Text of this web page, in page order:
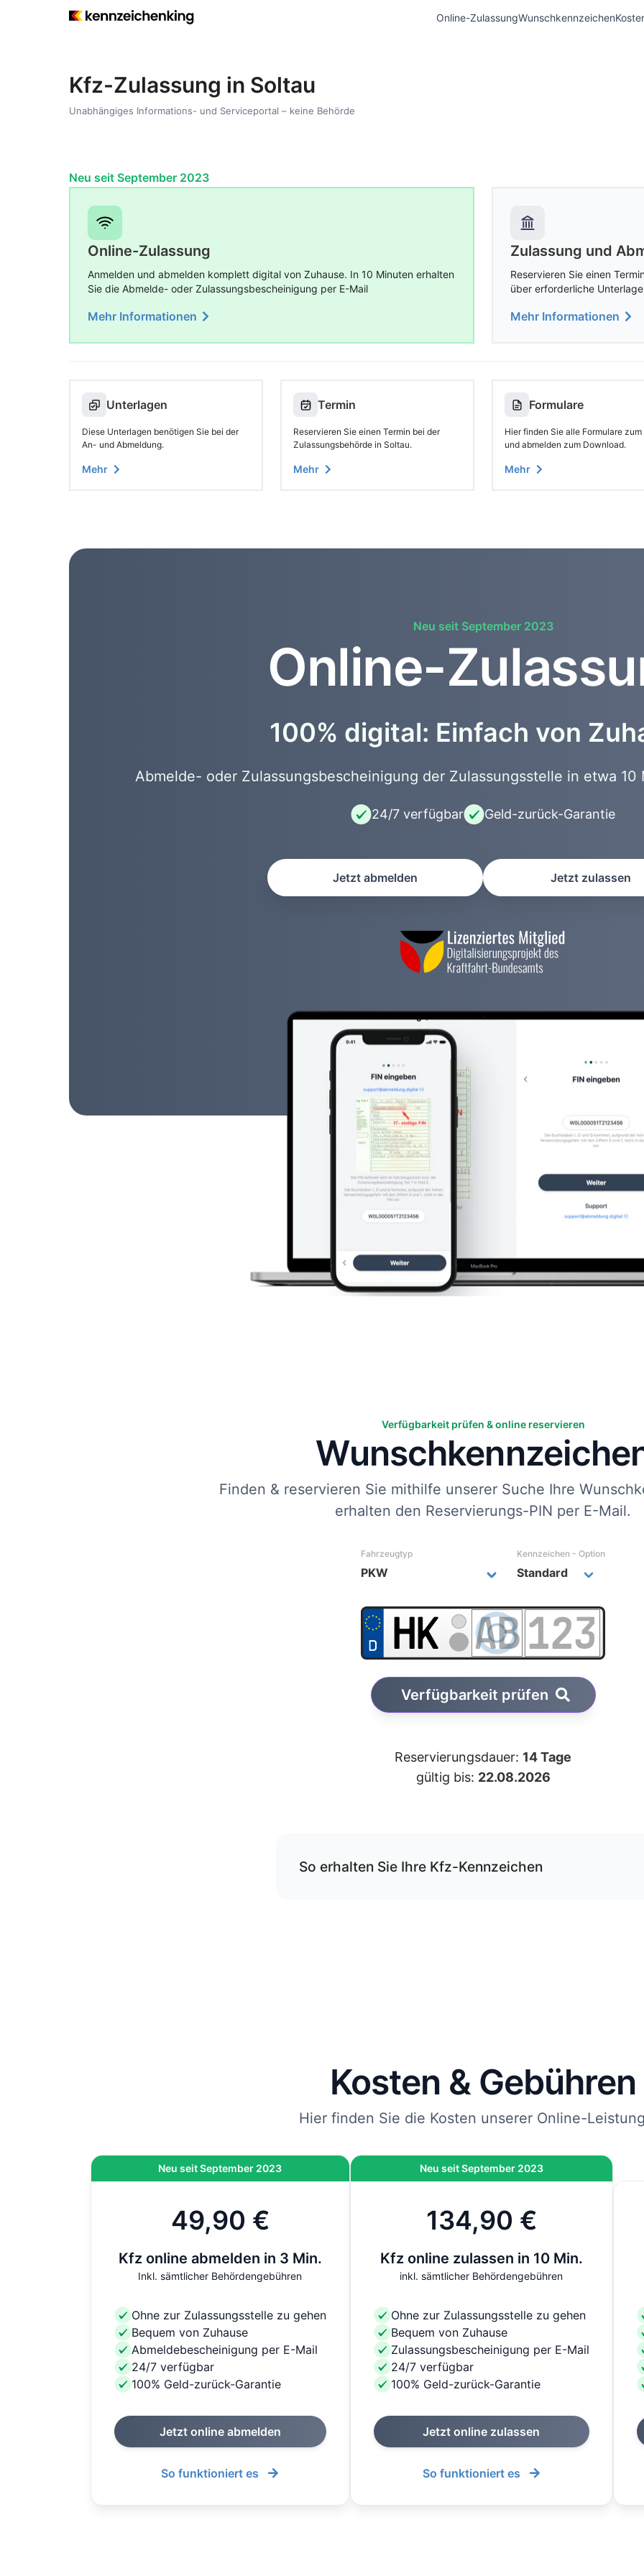
Online-ZulassungWunschkennzeichen
Kfz-Zulassung in Soltau
Unabhängiges Informations- und Serviceportal – keine Behörde
Neu seit September 2023
Online-Zulassung
Anmelden und abmelden komplett digital von Zuhause. In 10 Minuten erhalten
Sie die Abmelde- oder Zulassungsbescheinigung per E-Mail
Mehr Informationen
Zulassung und
Reservieren Sie einen
über erforderliche
Mehr Informationen
Unterlagen
Diese Unterlagen benötigen Sie bei der
An- und Abmeldung.
Mehr
Termin
Reservieren Sie einen Termin bei der
Zulassungsbehörde in Soltau.
Mehr
Formulare
Hier finden Sie alle Formulare
und abmelden zum Download.
Mehr
Neu seit September 2023
Online-
100% digital: Einfach von
Abmelde- oder Zulassungsbescheinigung der Zulassungsstelle in etwa
24/7 verfügbar Geld-zurück-Garantie
Jetzt abmelden Jetzt zulassen
Verfügbarkeit prüfen & online reservieren
Finden & reservieren Sie mithilfe unserer Suche Ihre
erhalten den Reservierungs-PIN per E-Mail.
Fahrzeugtyp Kennzeichen - Option
Verfügbarkeit prüfen
Reservierungsdauer: 14 Tage
gültig bis: 22.08.2026
So erhalten Sie Ihre Kfz-Kennzeichen
Kosten & Gebühren
Hier finden Sie die Kosten unserer Online-
Neu seit September 2023
49,90 €
Kfz online abmelden in 3 Min.
Inkl. sämtlicher Behördengebühren
Ohne zur Zulassungsstelle zu gehen
Bequem von Zuhause
Abmeldebescheinigung per E-Mail
24/7 verfügbar
100% Geld-zurück-Garantie
Jetzt online abmelden
So funktioniert es
Neu seit September 2023
134,90 €
Kfz online zulassen in 10 Min.
inkl. sämtlicher Behördengebühren
Ohne zur Zulassungsstelle zu gehen
Bequem von Zuhause
Zulassungsbescheinigung per E-Mail
24/7 verfügbar
100% Geld-zurück-Garantie
Jetzt online zulassen
So funktioniert es